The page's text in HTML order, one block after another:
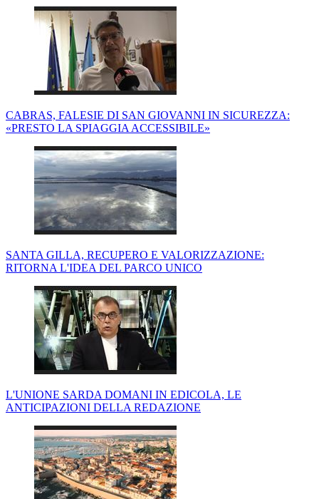
CABRAS, FALESIE DI SAN GIOVANNI IN SICUREZZA:
«PRESTO LA SPIAGGIA ACCESSIBILE»
SANTA GILLA, RECUPERO E VALORIZZAZIONE:
RITORNA L'IDEA DEL PARCO UNICO
L'UNIONE SARDA DOMANI IN EDICOLA, LE
ANTICIPAZIONI DELLA REDAZIONE